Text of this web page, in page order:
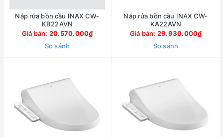
Nắp rửa bồn cầu INAX CW-
KB22AVN
Giá bán: 20.570.000₫
So sánh
Nắp rửa bồn cầu INAX CW-
KA22AVN
Giá bán: 29.930.000₫
So sánh